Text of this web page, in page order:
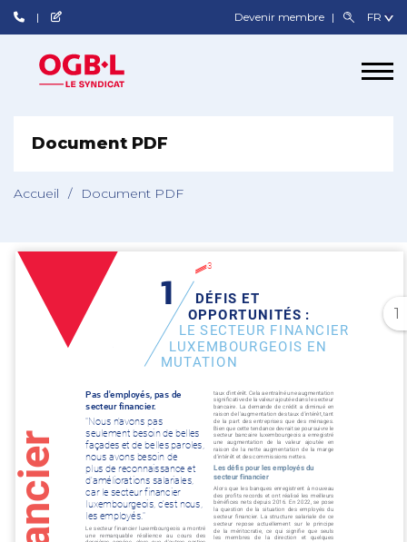
Devenir membre
Document PDF
Accueil / Document PDF
1